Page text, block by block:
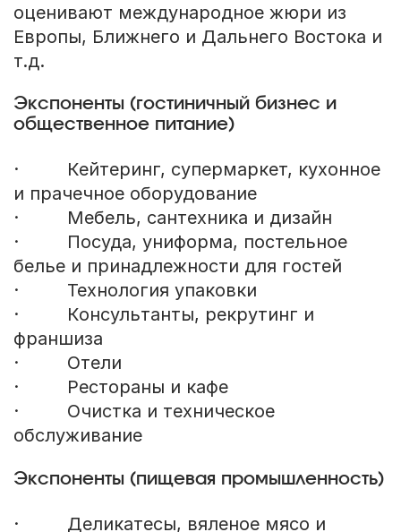
оценивают международное жюри из
Европы, Ближнего и Дальнего Востока и
т.д.
Экспоненты (гостиничный бизнес и
общественное питание)
· Кейтеринг, супермаркет, кухонное
и прачечное оборудование
· Мебель, сантехника и дизайн
· Посуда, униформа, постельное
белье и принадлежности для гостей
· Технология упаковки
· Консультанты, рекрутинг и
франшиза
· Отели
· Рестораны и кафе
· Очистка и техническое
обслуживание
Экспоненты (пищевая промышленность)
· Деликатесы, вяленое мясо и